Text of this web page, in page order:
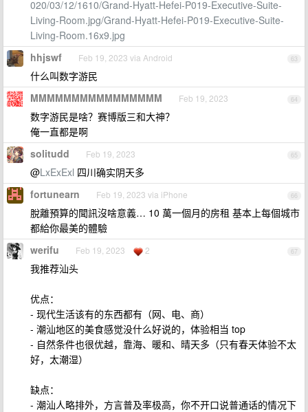
020/03/12/1610/Grand-Hyatt-Hefei-P019-Executive-Suite-
Living-Room.jpg/Grand-Hyatt-Hefei-P019-Executive-Suite-
Living-Room.16x9.jpg
63
hhjswf Feb 19, 2023 via Android
什么叫数字游民
64
MMMMMMMMMMMMMMMM Feb 19, 2023
数字游民是啥？赛博版三和大神？
俺一直都是啊
65
solitudd Feb 19, 2023
@LxExExl 四川确实阴天多
66
fortunearn Feb 19, 2023 via iPhone
脫離預算的聞訊沒啥意義… 10 萬一個月的房租 基本上每個城市
都給你最美的體驗
67
werifu Feb 19, 2023 2
我推荐汕头
优点：
- 现代生活该有的东西都有（网、电、商）
- 潮汕地区的美食感觉没什么好说的，体验相当 top
- 自然条件也很优越，靠海、暖和、晴天多（只有春天体验不太
好，太潮湿）
缺点：
- 潮汕人略排外，方言普及率极高，你不开口说普通话的情况下